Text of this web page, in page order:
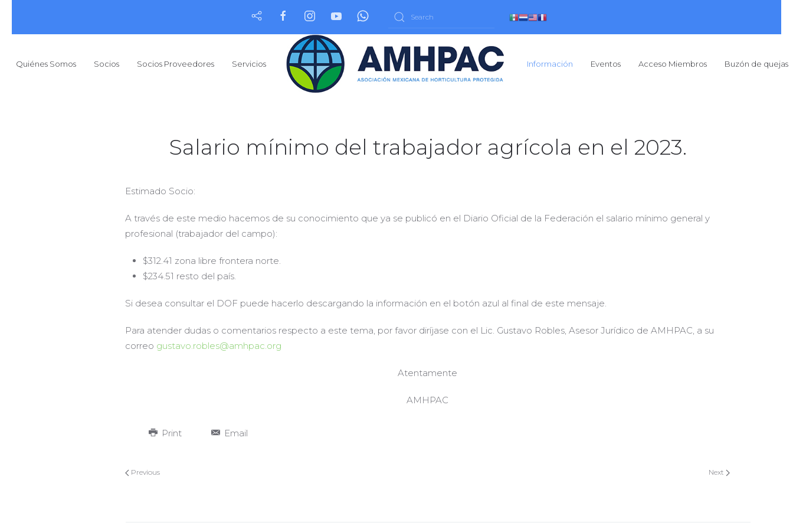
Quiénes Somos Socios Socios Proveedores Servicios Información Eventos Acceso Miembros Buzón de quejas
Salario mínimo del trabajador agrícola en el 2023.
Estimado Socio:
A través de este medio hacemos de su conocimiento que ya se publicó en el Diario Oficial de la Federación el salario mínimo general y
profesional (trabajador del campo):
$312.41 zona libre frontera norte.
$234.51 resto del país.
Si desea consultar el DOF puede hacerlo descargando la información en el botón azul al final de este mensaje.
Para atender dudas o comentarios respecto a este tema, por favor diríjase con el Lic. Gustavo Robles, Asesor Jurídico de AMHPAC, a su
correo gustavo.robles@amhpac.org
Atentamente
AMHPAC
Print Email
Previous Next